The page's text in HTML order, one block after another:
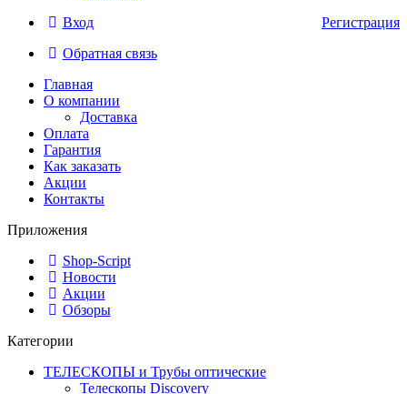
Регистрация
Вход
Обратная связь
Главная
О компании
Доставка
Оплата
Гарантия
Как заказать
Акции
Контакты
Приложения
Shop-Script
Новости
Акции
Обзоры
Категории
ТЕЛЕСКОПЫ и Трубы оптические
Телескопы Discovery